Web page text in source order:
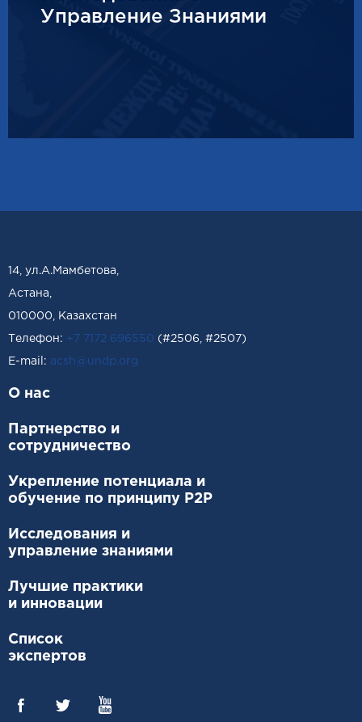
Управление Знаниями
14, ул.А.Мамбетова,
Астана,
010000, Казахстан
Телефон: +7 7172 696550 (#2506, #2507)
Е-mail: acsh@undp.org
О нас
Партнерство и
сотрудничество
Укрепление потенциала и
обучение по принципу P2P
Исследования и
управление знаниями
Лучшие практики
и инновации
Список
экспертов